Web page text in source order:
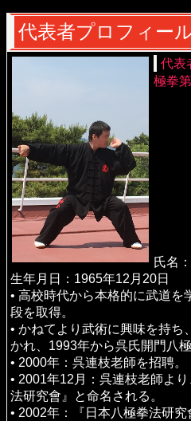
代表者プロフィー
代表
極拳
氏名
生年月日：1965年12月20日
• 高校時代から本格的に武道を
段を取得。
• かねてより武術に興味を持
かれ、1993年から呉氏開門八
• 2000年：呉連枝老師を招聘。
• 2001年12月：呉連枝老師よ
法研究會』と命名される。
• 2002年：『日本八極拳法研